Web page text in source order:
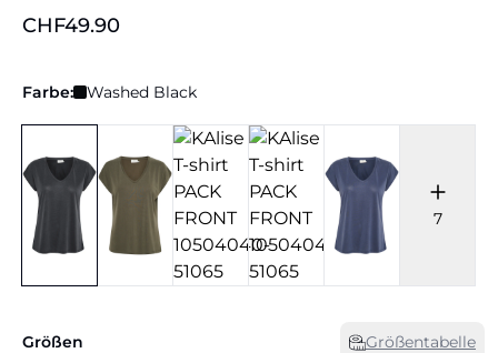
CHF49.90
Farbe: Washed Black
7
Größen Größentabelle